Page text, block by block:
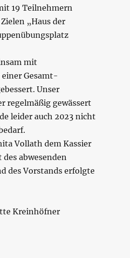
19 Teilnehmern
„Haus der
mit
Gesamt-
Unser
regelmäßig gewässert
leider auch 2023 nicht
Vollath dem Kassier
abwesenden
des Vorstands erfolgte
Kreinhöfner